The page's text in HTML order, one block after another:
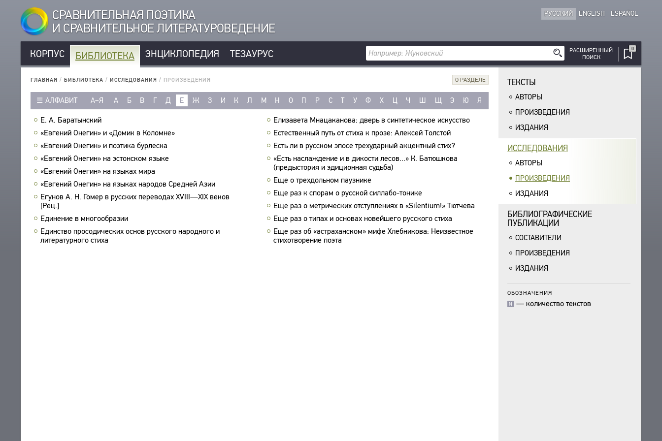
СРАВНИТЕЛЬНАЯ ПОЭТИКА
И СРАВНИТЕЛЬНОЕ ЛИТЕРАТУРОВЕДЕНИЕ
РУССКИЙ ENGLISH ESPAÑOL
КОРПУС БИБЛИОТЕКА ЭНЦИКЛОПЕДИЯ ТЕЗАУРУС
РАСШИРЕННЫЙ
ПОИСК
0
ГЛАВНАЯ / БИБЛИОТЕКА / ИССЛЕДОВАНИЯ / ПРОИЗВЕДЕНИЯ О РАЗДЕЛЕ
АЛФАВИТ А–Я А Б В Г Д Е Ж З И К Л М Н О П Р С Т У Ф Х Ц Ч Ш Щ Э Ю Я
Е. А. Баратынский
«Евгений Онегин» и «Домик в Коломне»
«Евгений Онегин» и поэтика бурлеска
«Евгений Онегин» на эстонском языке
«Евгений Онегин» на языках мира
«Евгений Онегин» на языках народов Средней Азии
Егунов А. Н. Гомер в русских переводах XVIII—XIX веков
[Рец.]
Единение в многообразии
Единство просодических основ русского народного и
литературного стиха
Елизавета Мнацаканова: дверь в синтетическое искусство
Естественный путь от стиха к прозе: Алексей Толстой
Есть ли в русском эпосе трехударный акцентный стих?
«Есть наслаждение и в дикости лесов...» К. Батюшкова
(предыстория и эдиционная судьба)
Еще о трехдольном паузнике
Еще раз к спорам о русской силлабо-тонике
Еще раз о метрических отступлениях в «Silentium!» Тютчева
Еще раз о типах и основах новейшего русского стиха
Еще раз об «астраханском» мифе Хлебникова: Неизвестное
стихотворение поэта
ТЕКСТЫ
АВТОРЫ
ПРОИЗВЕДЕНИЯ
ИЗДАНИЯ
ИССЛЕДОВАНИЯ
АВТОРЫ
ПРОИЗВЕДЕНИЯ
ИЗДАНИЯ
БИБЛИОГРАФИЧЕСКИЕ
ПУБЛИКАЦИИ
СОСТАВИТЕЛИ
ПРОИЗВЕДЕНИЯ
ИЗДАНИЯ
ОБОЗНАЧЕНИЯ
N — количество текстов
КОРПУС
РУССКОЯЗЫЧНЫЕ ПРОИЗВЕДЕНИЯ
ИНОЯЗЫЧНЫЕ ПРОИЗВЕДЕНИЯ
МЕТРИКА
СТРОФИКА
ЯЗЫКИ
РЕЧЕВЫЕ ФОРМЫ
ТИПЫ
КОЛИЧЕСТВО ПЕРЕВОДОВ
БИБЛИОТЕКА
ТЕКСТЫ
АВТОРЫ
ПРОИЗВЕДЕНИЯ
ИЗДАНИЯ
ИССЛЕДОВАНИЯ
АВТОРЫ
ПРОИЗВЕДЕНИЯ
БИБЛИОГРАФИЧЕСКИЕ ПУБЛИКАЦИИ
СОСТАВИТЕЛИ
ПРОИЗВЕДЕНИЯ
ИЗДАНИЯ